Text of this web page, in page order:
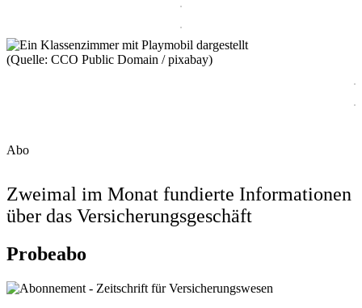
(Quelle: CCO Public Domain / pixabay)
Abo
Zweimal im Monat fundierte Informationen
über das Versicherungsgeschäft
Probeabo